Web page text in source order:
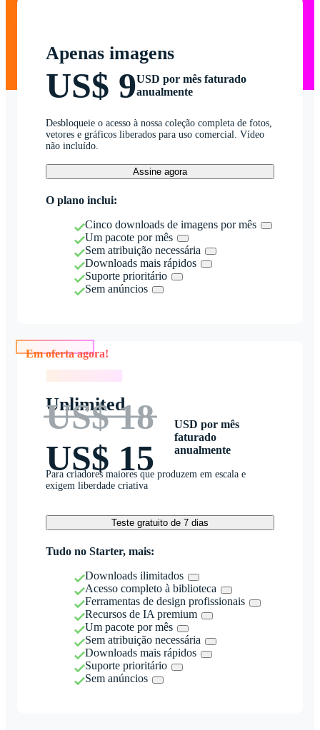
Apenas imagens
US$ 9USD por mês faturado
anualmente
Desbloqueie o acesso à nossa coleção completa de fotos,
vetores e gráficos liberados para uso comercial. Vídeo
não incluído.
Assine agora
O plano inclui:
Cinco downloads de imagens por mês
Um pacote por mês
Sem atribuição necessária
Downloads mais rápidos
Suporte prioritário
Sem anúncios
Unlimited
US$ 18
US$ 15
USD por mês
faturado
anualmente
Para criadores maiores que produzem em escala e
exigem liberdade criativa
Teste gratuito de 7 dias
Tudo no Starter, mais:
Downloads ilimitados
Acesso completo à biblioteca
Ferramentas de design profissionais
Recursos de IA premium
Um pacote por mês
Sem atribuição necessária
Downloads mais rápidos
Suporte prioritário
Sem anúncios